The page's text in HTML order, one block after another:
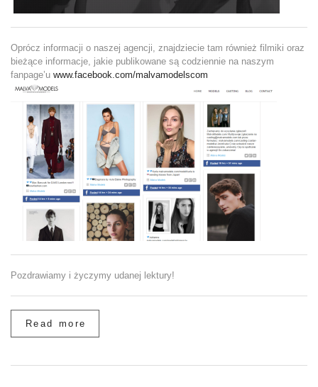
Oprócz informacji o naszej agencji, znajdziecie tam również filmiki oraz
bieżące informacje, jakie publikowane są codziennie na naszym
fanpage’u www.facebook.com/malvamodelscom
Pozdrawiamy i życzymy udanej lektury!
Read more